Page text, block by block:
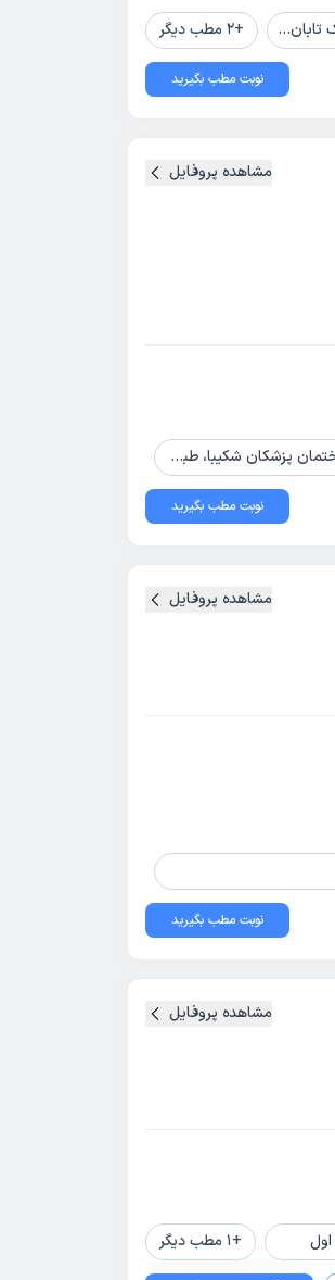
+
2 مطب دیگر
نوبت مطب بگیرید
مشاهده پروفایل
شکیبا، طبقه دوم، واحد 6
نوبت مطب بگیرید
مشاهده پروفایل
نوبت مطب بگیرید
مشاهده پروفایل
+
1 مطب دیگر